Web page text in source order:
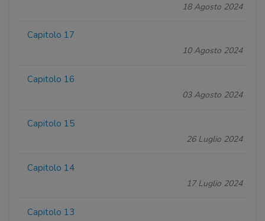
18 Agosto 2024
Capitolo 17
10 Agosto 2024
Capitolo 16
03 Agosto 2024
Capitolo 15
26 Luglio 2024
Capitolo 14
17 Luglio 2024
Capitolo 13